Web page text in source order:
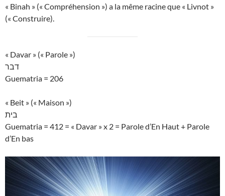
« Binah » (« Compréhension ») a la même racine que « Livnot »
(« Construire).
« Davar » (« Parole »)
דבר
Guematria = 206
« Beit » (« Maison »)
בית
Guematria = 412 = « Davar » x 2 = Parole d’En Haut + Parole
d’En bas